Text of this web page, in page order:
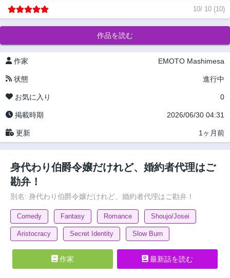
10/ 10 (10)
作品を読む
作家 EMOTO Mashimesa
状態 進行中
お気に入り 0
掲載時期 2026/06/30 04:31
更新 1ヶ月前
身代わり伯爵令嬢だけれど、婚約者代理はご
勘弁！
別名: 身代わり伯爵令嬢だけれど、婚約者代理はご勘弁！
Comedy Fantasy Romance Shoujo/Josei
Aristocracy Secret Identity Slow Burn
作家 最新話を読む